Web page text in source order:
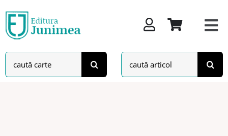
to
content
Search
for:
Search
for: